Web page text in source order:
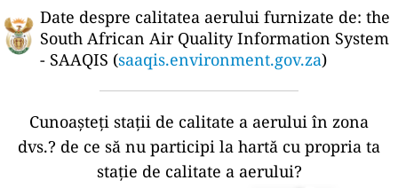
Date despre calitatea aerului furnizate de: the
South African Air Quality Information System
- SAAQIS (saaqis.environment.gov.za)
Cunoașteți stații de calitate a aerului în zona
dvs.? de ce să nu participi la hartă cu propria ta
stație de calitate a aerului?